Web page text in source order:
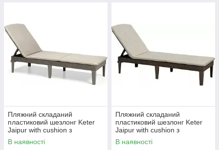
Пляжний складаний
пластиковий шезлонг Keter
Jaipur with cushion з
матрацом, лежак садовий
для домашньої тераси
В наявності
Пляжний складаний
пластиковий шезлонг Keter
Jaipur with cushion з
матрацом, лежак садовий
для домашньої тераси
В наявності